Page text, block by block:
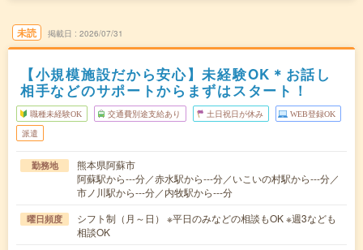
未読 掲載日 2026/07/31
【小規模施設だから安心】未経験OK＊お話し
相手などのサポートからまずはスタート！
職種未経験OK 交通費別途支給あり 土日祝日が休み WEB登録OK
派遣
勤務地
熊本県阿蘇市
阿蘇駅から---分／赤水駅から---分／いこいの村駅から---分／
市ノ川駅から---分／内牧駅から---分
曜日頻度
シフト制（月～日） ※平日のみなどの相談もOK ※週3なども
相談OK